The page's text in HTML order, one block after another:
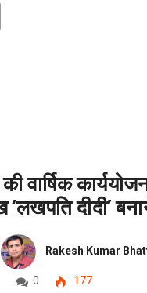
वार्षिक
दीदी’
Rakesh Kumar
0 177